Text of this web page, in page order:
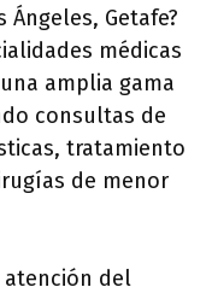
Getafe?
médicas
amplia gama
consultas de
tratamiento
de menor
atención del